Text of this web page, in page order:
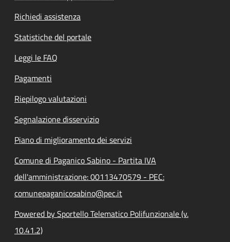
Richiedi assistenza
Statistiche del portale
Leggi le FAQ
Pagamenti
Riepilogo valutazioni
Segnalazione disservizio
Piano di miglioramento dei servizi
Comune di Paganico Sabino - Partita IVA
dell'amministrazione: 00113470579 - PEC:
comunepaganicosabino@pec.it
Powered by Sportello Telematico Polifunzionale (v.
10.41.2)